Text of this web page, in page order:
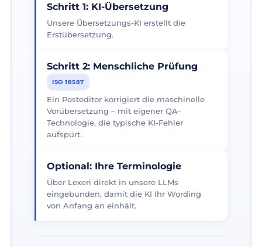
Schritt 1: KI-Übersetzung
Unsere Übersetzungs-KI erstellt die
Erstübersetzung.
Schritt 2: Menschliche Prüfung
ISO 18587
Ein Posteditor korrigiert die maschinelle
Vorübersetzung – mit eigener QA-
Technologie, die typische KI-Fehler
aufspürt.
Optional: Ihre Terminologie
Über Lexeri direkt in unsere LLMs
eingebunden, damit die KI Ihr Wording
von Anfang an einhält.